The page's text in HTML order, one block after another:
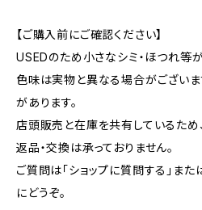
【ご購入前にご確認ください】
USEDのため小さなシミ・ほつれ等
色味は実物と異なる場合がござい
があります。
店頭販売と在庫を共有しているため
返品・交換は承っておりません。
ご質問は「ショップに質問する」ま
にどうぞ。